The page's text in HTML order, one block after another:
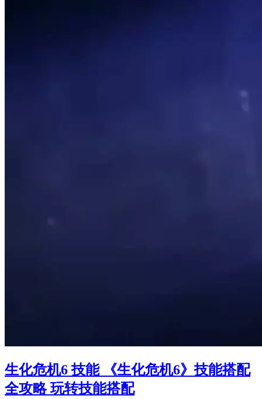
生化危机6 技能 《生化危机6》技能搭配
全攻略 玩转技能搭配